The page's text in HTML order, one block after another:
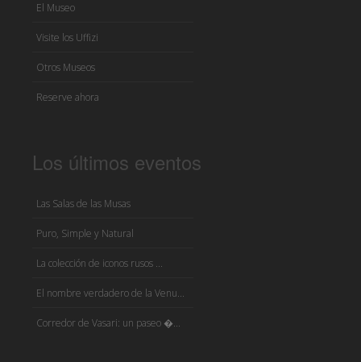
El Museo
Visite los Uffizi
Otros Museos
Reserve ahora
Los últimos eventos
Las Salas de las Musas
Puro, Simple y Natural
La colección de iconos rusos ...
El nombre verdadero de la Venu...
Corredor de Vasari: un paseo �...